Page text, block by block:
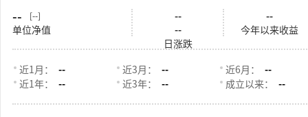
-- [--]
单位净值
--
--
日涨跌
--
今年以来收益
近1月：
--
近1年：
--
近3月：
--
近3年：
--
近6月：
--
成立以来：
--